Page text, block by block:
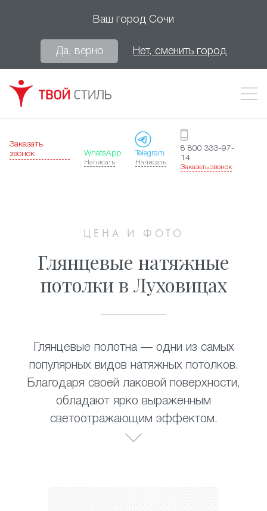
Ваш город Сочи
Да, верно Нет, сменить город
Заказать
звонок
WhatsApp
Написать
Telegram
Написать
8 800 333-97-
14
Заказать звонок
ЦЕНА И ФОТО
Глянцевые натяжные
потолки в Луховицах
Глянцевые полотна — одни из самых
популярных видов натяжных потолков.
Благодаря своей лаковой поверхности,
обладают ярко выраженным
светоотражающим эффектом.